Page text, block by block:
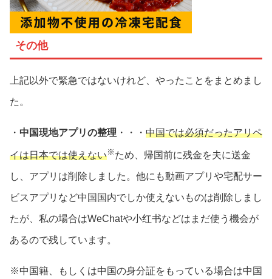
その他
上記以外で緊急ではないけれど、やったことをまとめまし
た。
・ 中国現地アプリの整理 ・・・ 中国では必須だったアリペ
イは日本では使えない※ ため、帰国前に残金を夫に送金
し、アプリは削除しました。他にも動画アプリや宅配サー
ビスアプリなど中国国内でしか使えないものは削除しまし
たが、私の場合はWeChatや小红书などはまだ使う機会が
あるので残しています。
※中国籍、もしくは中国の身分証をもっている場合は中国